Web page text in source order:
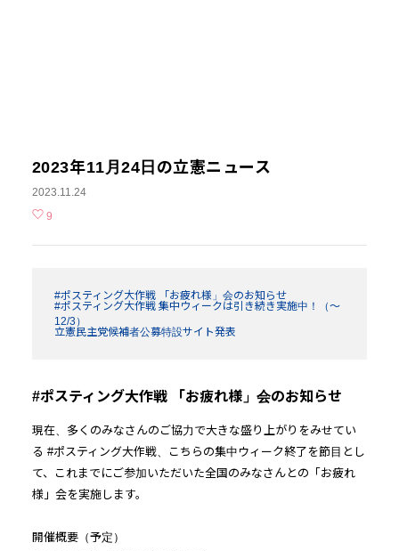
2023年11月24日の立憲ニュース
2023.11.24
9
#ポスティング大作戦 「お疲れ様」会のお知らせ
#ポスティング大作戦 集中ウィークは引き続き実施中！（～
12/3）
立憲民主党候補者公募特設サイト発表
#ポスティング大作戦 「お疲れ様」会のお知らせ
現在、多くのみなさんのご協力で大きな盛り上がりをみせてい
る #ポスティング大作戦、こちらの集中ウィーク終了を節目とし
て、これまでにご参加いただいた全国のみなさんとの「お疲れ
様」会を実施します。
開催概要（予定）